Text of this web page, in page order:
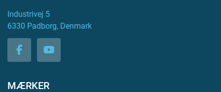
Industrivej 5
6330 Padborg, Denmark
facebookyoutube
MÆRKER